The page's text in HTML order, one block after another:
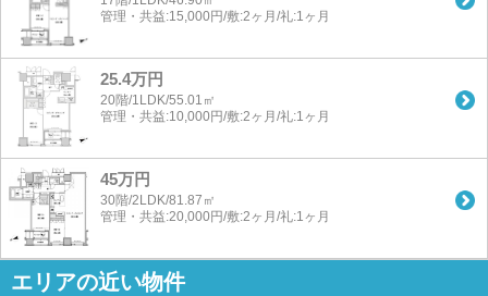
管理・共益:15,000円/敷:2ヶ月/礼:1ヶ月
25.4万円
20階/1LDK/55.01㎡
管理・共益:10,000円/敷:2ヶ月/礼:1ヶ月
45万円
30階/2LDK/81.87㎡
管理・共益:20,000円/敷:2ヶ月/礼:1ヶ月
エリアの近い物件